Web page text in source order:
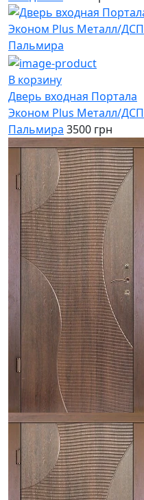
В корзину
Дверь входная Портала
Эконом Plus Металл/ДСП
Пальмира 3500 грн